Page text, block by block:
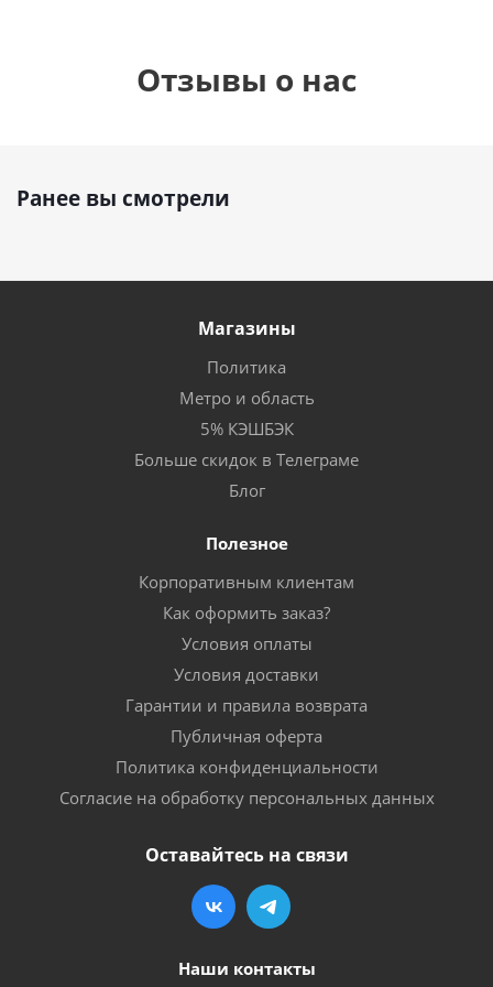
Отзывы о нас
Ранее вы смотрели
Магазины
Политика
Метро и область
5% КЭШБЭК
Больше скидок в Телеграме
Блог
Полезное
Корпоративным клиентам
Как оформить заказ?
Условия оплаты
Условия доставки
Гарантии и правила возврата
Публичная оферта
Политика конфиденциальности
Согласие на обработку персональных данных
Оставайтесь на связи
Наши контакты